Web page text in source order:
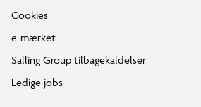
Cookies
e-mærket
Salling Group tilbagekaldelser
Ledige jobs